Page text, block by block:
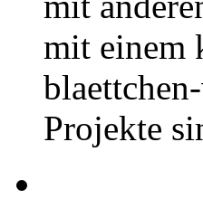
mit einem
Projekte